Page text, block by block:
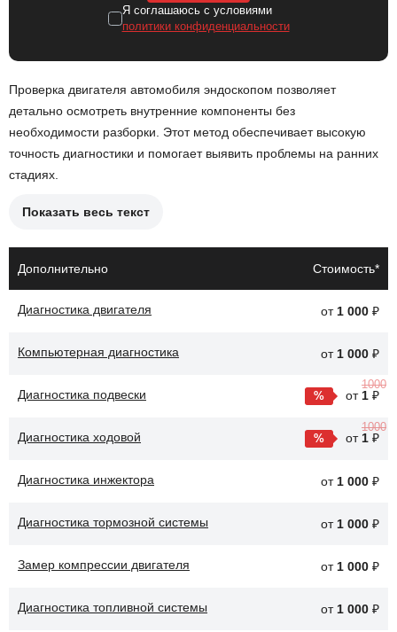
Я соглашаюсь с условиями
политики конфиденциальности
Проверка двигателя автомобиля эндоскопом позволяет
детально осмотреть внутренние компоненты без
необходимости разборки. Этот метод обеспечивает высокую
точность диагностики и помогает выявить проблемы на ранних
стадиях.
Использование эндоскопа позволяет оценить состояние
качественное обслуживание для каждого клиента.
Показать весь текст
Дополнительно Стоимость*
Диагностика двигателя от 1 000 ₽
Компьютерная диагностика от 1 000 ₽
Диагностика подвески от
1000
1 ₽
Диагностика ходовой от
1000
1 ₽
Диагностика инжектора от 1 000 ₽
Диагностика тормозной системы от 1 000 ₽
Замер компрессии двигателя от 1 000 ₽
Диагностика топливной системы от 1 000 ₽